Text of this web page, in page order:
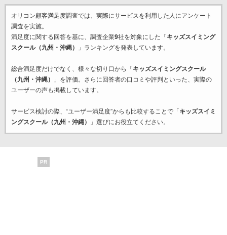
オリコン顧客満足度調査では、実際にサービスを利用した 人にアンケート
調査を実施。
満足度に関する回答を基に、調査企業9社を対象にした「 キッズスイミング
スクール（九州・沖縄）
」ランキングを発表しています。
総合満足度だけでなく、様々な切り口から「 キッズスイミングスクール
（九州・沖縄）
」を評価。さらに回答者の口コミや評判といった、実際の
ユーザーの声も掲載しています。
サービス検討の際、“ユーザー満足度”からも比較することで「 キッズスイミ
ングスクール（九州・沖縄）
」選びにお役立てください。
PR